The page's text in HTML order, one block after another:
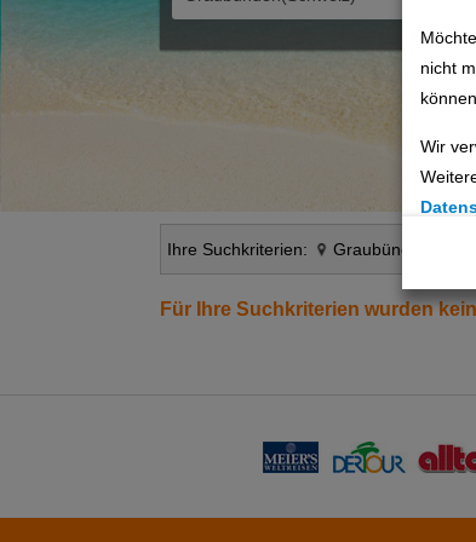
nicht
Wir
Ihre Suchkriterien:
Für Ihre Suchkriterien wurden